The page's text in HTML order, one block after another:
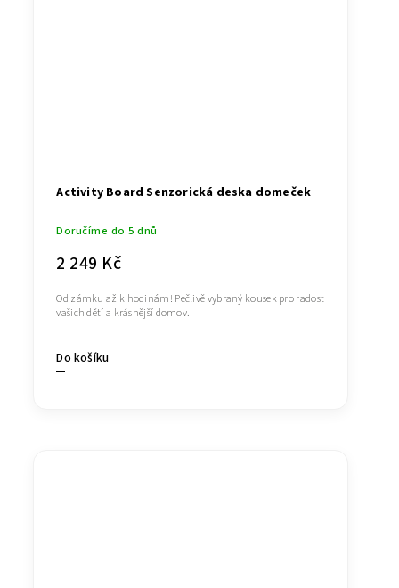
Activity Board Senzorická deska domeček
Doručíme do 5 dnů
2 249 Kč
Do košíku
Od zámku až k hodinám! Pečlivě vybraný kousek pro radost
vašich dětí a krásnější domov.